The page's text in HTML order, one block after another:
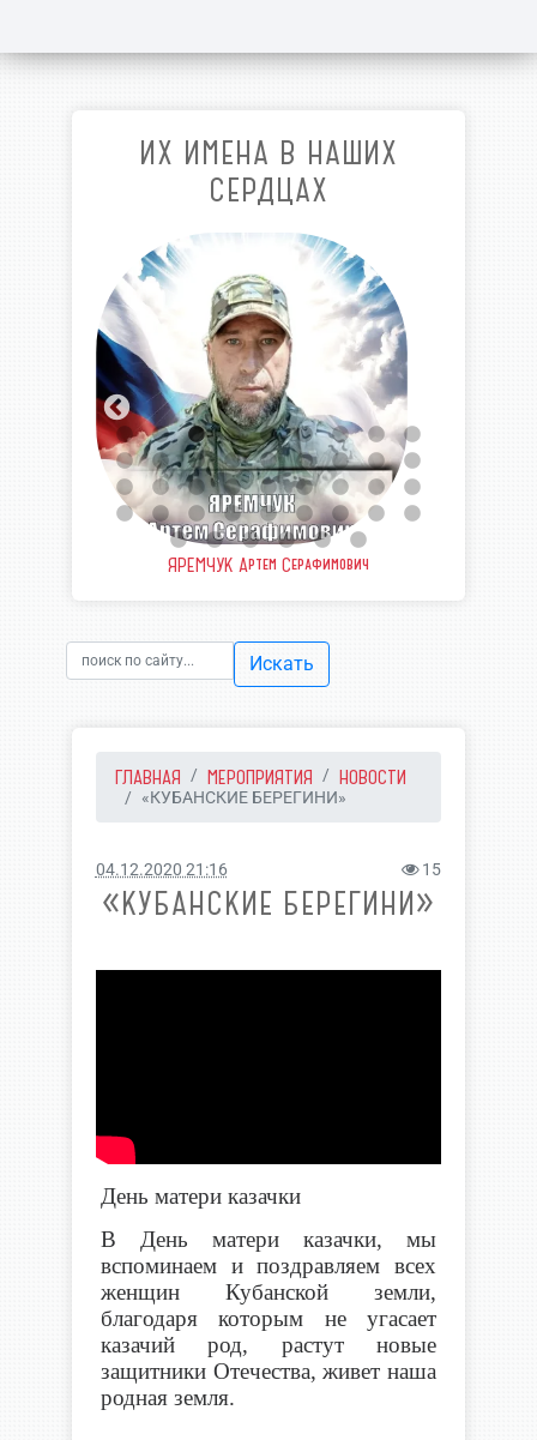
ИХ ИМЕНА В НАШИХ
СЕРДЦАХ
ЯРЕМЧУК Артем Серафимович
Искать
ГЛАВНАЯ МЕРОПРИЯТИЯ НОВОСТИ
«КУБАНСКИЕ БЕРЕГИНИ»
04.12.2020 21:16 15
«КУБАНСКИЕ БЕРЕГИНИ»
День матери казачки
В День матери казачки, мы
вспоминаем и поздравляем всех
женщин Кубанской земли,
благодаря которым не угасает
казачий род, растут новые
защитники Отечества, живет наша
родная земля.